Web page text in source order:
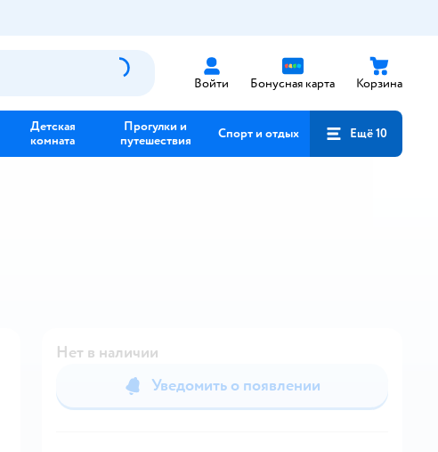
Войти Бонусная карта Корзина
Детская
комната
Прогулки и
путешествия
Спорт и отдых Ещё 10
Нет в наличии
Уведомить о появлении